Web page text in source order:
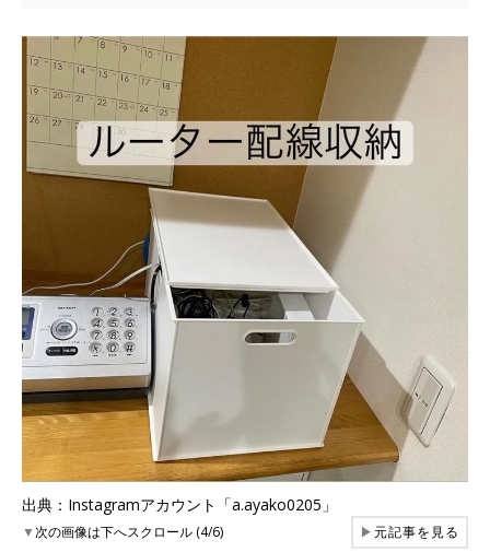
出典：Instagramアカウント「a.ayako0205」
▼次の画像は下へスクロール (4/6) ▶元記事を見る